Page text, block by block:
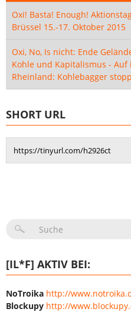
Oxi! Basta! Enough!
Brüssel 15.-17. Oktober 2015
Oxi, No, Is nicht: Ende
Kohle und Kapitalismus - Auf
Rheinland: Kohlebagger
SHORT URL
SUCHFORMULAR
[IL*F] AKTIV BEI:
NoTroika http://
Blockupy http://